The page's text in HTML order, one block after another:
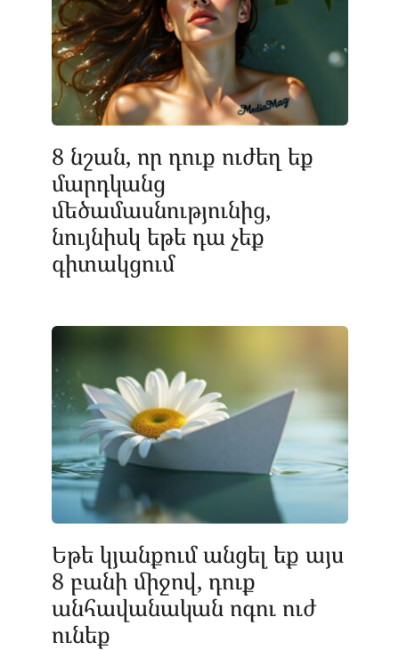
8 նշան, որ դուք ուժեղ եք
մարդկանց
մեծամասնությունից,
նույնիսկ եթե դա չեք
գիտակցում
Եթե ​​կյանքում անցել եք այս
8 բանի միջով, դուք
անհավանական ոգու ուժ
ունեք